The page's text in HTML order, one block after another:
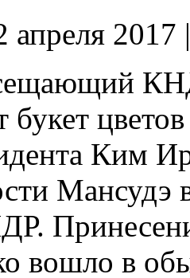
апреля 2017
букет
Ким
Мансудэ
вошло в